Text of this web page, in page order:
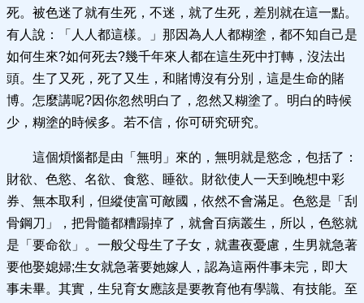
死。被色迷了就有生死，不迷，就了生死，差別就在這一點。
有人說：「人人都這樣。」那因為人人都糊塗，都不知自己是
如何生來?如何死去?幾千年來人都在這生死中打轉，沒法出
頭。生了又死，死了又生，和賭博沒有分別，這是生命的賭
博。怎麼講呢?因你忽然明白了，忽然又糊塗了。明白的時候
少，糊塗的時候多。若不信，你可研究研究。
這個煩惱都是由「無明」來的，無明就是慾念，包括了：
財欲、色慾、名欲、食慾、睡欲。財欲使人一天到晚想中彩
券、無本取利，但縱使富可敵國，依然不會滿足。色慾是「刮
骨鋼刀」，把骨髓都糟蹋掉了，就會百病叢生，所以，色慾就
是「要命欲」。一般父母生了子女，就晝夜憂慮，生男就急著
要他娶媳婦;生女就急著要她嫁人，認為這兩件事未完，即大
事未畢。其實，生兒育女應該是要教育他有學識、有技能。至